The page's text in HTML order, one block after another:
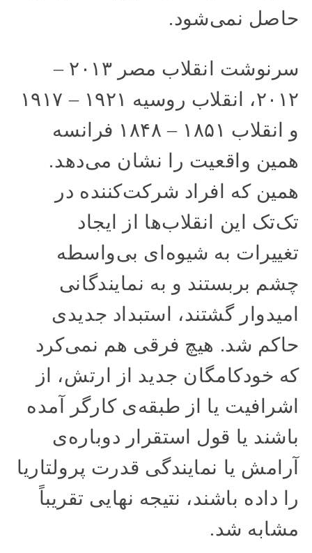
حاصل نمی‌شود.
سرنوشت انقلاب مصر ۲۰۱۳ –
۲۰۱۲، انقلاب روسیه ۱۹۲۱ – ۱۹۱۷
و انقلاب ۱۸۵۱ – ۱۸۴۸ فرانسه
همین واقعیت را نشان می‌دهد.
همین که افراد شرکت‌کننده در
تک‌تک این انقلاب‌ها از ایجاد
تغییرات به شیوه‌ای بی‌واسطه
چشم بربستند و به نمایندگانی
امیدوار گشتند، استبداد جدیدی
حاکم شد. هیچ فرقی هم نمی‌کرد
که خودکامگان جدید از ارتش، از
اشرافیت یا از طبقه‌ی کارگر آمده
باشند یا قول استقرار دوباره‌ی
آرامش یا نمایندگی قدرت پرولتاریا
را داده باشند، نتیجه نهایی تقریباً
مشابه شد.